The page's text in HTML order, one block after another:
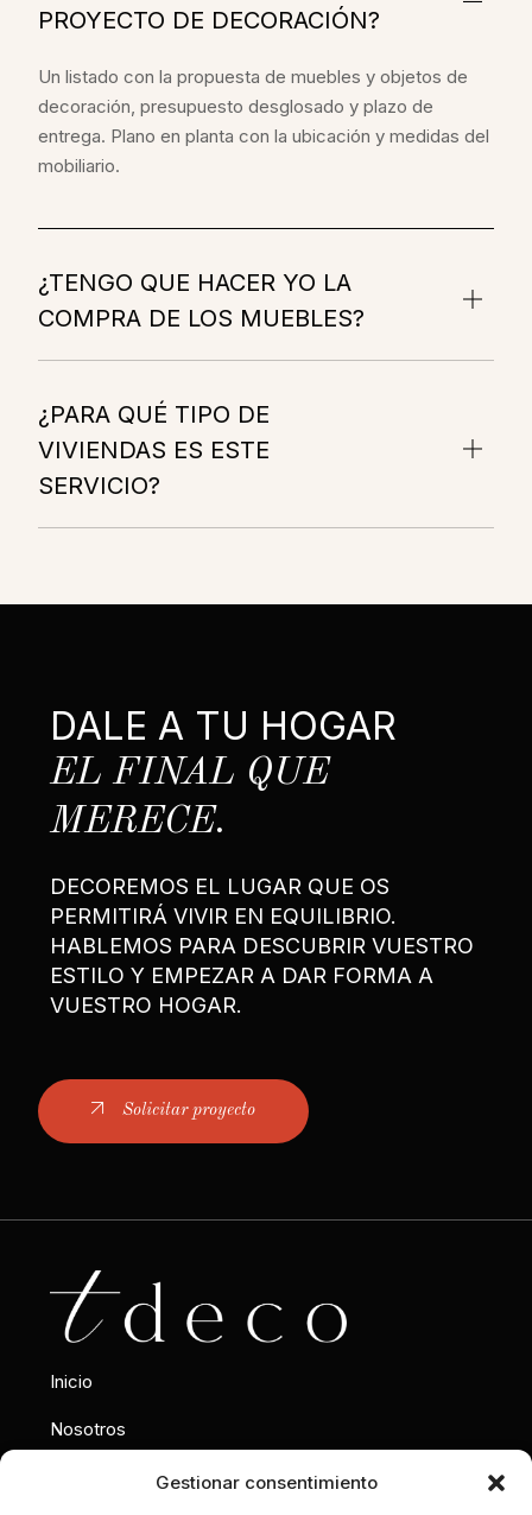
Gestionar consentimiento
PROYECTO DE DECORACIÓN?
Un listado con la propuesta de muebles y objetos de
decoración, presupuesto desglosado y plazo de
entrega. Plano en planta con la ubicación y medidas del
mobiliario.
¿TENGO QUE HACER YO LA
COMPRA DE LOS MUEBLES?
¿PARA QUÉ TIPO DE
VIVIENDAS ES ESTE
SERVICIO?
DALE A TU HOGAR
EL FINAL QUE
MERECE.
DECOREMOS EL LUGAR QUE OS
PERMITIRÁ VIVIR EN EQUILIBRIO.
HABLEMOS PARA DESCUBRIR VUESTRO
ESTILO Y EMPEZAR A DAR FORMA A
VUESTRO HOGAR.
Solicitar proyecto
Inicio
Nosotros